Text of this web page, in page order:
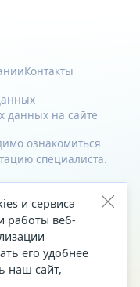
Контакты
данных на сайте
ознакомиться
специалиста.
в здание со стороны
и сервиса
работы веб-
его удобнее
наш сайт,